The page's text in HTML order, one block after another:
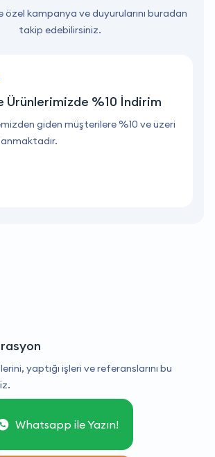
özel kampanya ve duyurularını buradan
takip edebilirsiniz.
Ürünlerimizde %10 İndirim
giden müşterilere %10 ve üzeri
yaptığı işleri ve referanslarını bu
Whatsapp ile Yazın!